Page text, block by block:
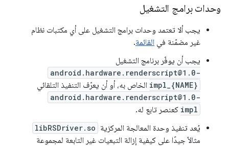
وحدات برامج التشغيل
يجب ألا تعتمد وحدات برامج التشغيل على أي مكتبات نظام
غير مضمّنة في القائمة.
يجب أن يوفّر برنامج التشغيل
android.hardware.renderscript@1.0-
impl_{NAME} الخاص به، أو أن يعرّف التنفيذ التلقائي
android.hardware.renderscript@1.0-
impl كعنصر تابع له.
يُعد تنفيذ وحدة المعالجة المركزية libRSDriver.so
مثالاً جيدًا على كيفية إزالة التبعيات غير التابعة لمجموعة